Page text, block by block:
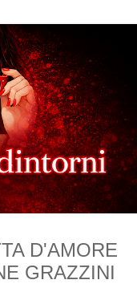
D'AMORE
GRAZZINI